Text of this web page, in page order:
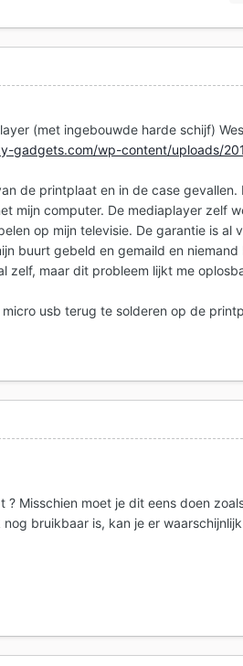
(met ingebouwde harde schijf)
gadgets.com/wp-content/uploads/
de printplaat en in de case gevallen.
mijn computer. De mediaplayer zelf
op mijn televisie. De garantie is al
buurt gebeld en gemaild en niemand
zelf, maar dit probleem lijkt me
usb terug te solderen op de
? Misschien moet je dit eens doen
bruikbaar is, kan je er